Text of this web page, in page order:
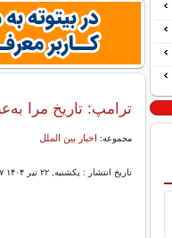
ترامپ: تاریخ مرا
مجموعه: اخبار بین الملل
تاریخ انتشار : یکشنبه, ۲۲ تیر ۱۴۰۴ ۲۰:۰۷